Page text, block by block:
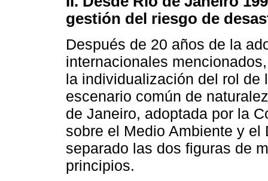
gestión del riesgo de
Después de 20 años de la
internacionales
la individualización del rol de
escenario común de
de Janeiro, adoptada por la
sobre el Medio Ambiente y
separado las dos figuras de
principios.